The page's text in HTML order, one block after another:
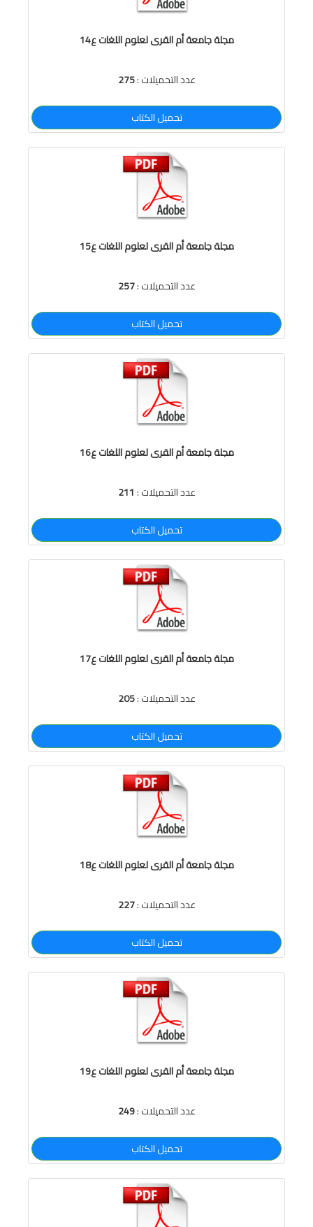
مجلة جامعة أم القرى لعلوم اللغات ع14
عدد التحميلات :275
تحميل الكتاب
مجلة جامعة أم القرى لعلوم اللغات ع15
عدد التحميلات :257
تحميل الكتاب
مجلة جامعة أم القرى لعلوم اللغات ع16
عدد التحميلات :211
تحميل الكتاب
مجلة جامعة أم القرى لعلوم اللغات ع17
عدد التحميلات :205
تحميل الكتاب
مجلة جامعة أم القرى لعلوم اللغات ع18
عدد التحميلات :227
تحميل الكتاب
مجلة جامعة أم القرى لعلوم اللغات ع19
عدد التحميلات :249
تحميل الكتاب